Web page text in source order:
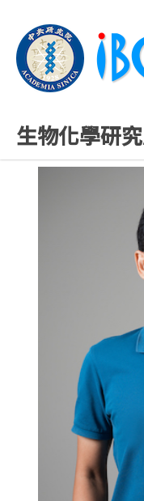
生物化學研
專